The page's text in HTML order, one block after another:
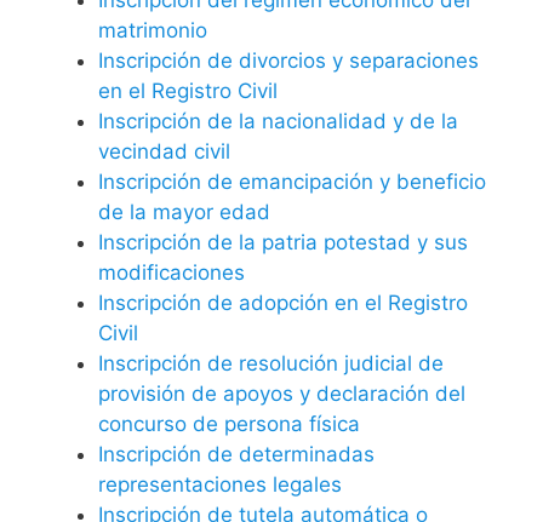
matrimonio
Inscripción de divorcios y separaciones
en el Registro Civil
Inscripción de la nacionalidad y de la
vecindad civil
Inscripción de emancipación y beneficio
de la mayor edad
Inscripción de la patria potestad y sus
modificaciones
Inscripción de adopción en el Registro
Civil
Inscripción de resolución judicial de
provisión de apoyos y declaración del
concurso de persona física
Inscripción de determinadas
representaciones legales
Inscripción de tutela automática o